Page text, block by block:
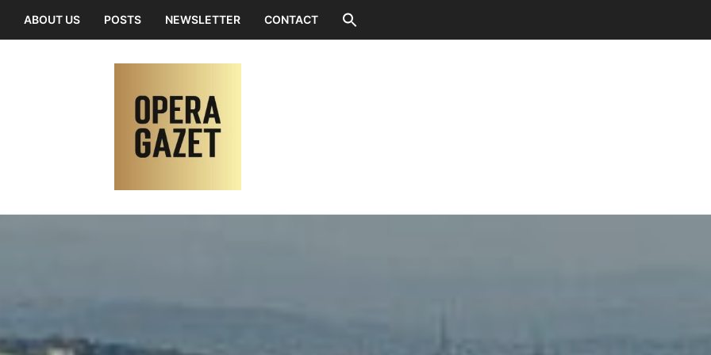
ABOUT US POSTS NEWSLETTER CONTACT